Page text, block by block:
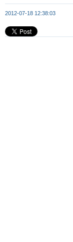
2012-07-18 12:38:03